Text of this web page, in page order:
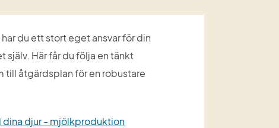
du ett stort eget ansvar för din
Här får du följa en tänkt
åtgärdsplan för en robustare
dina djur - mjölkproduktion